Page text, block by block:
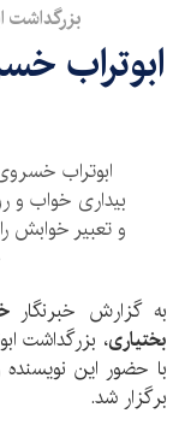
بزرگداشت
ابوتراب
ابوتراب
بیداری خواب و
و تعبیر خوابش
به گزارش خبرنگار
بختیاری، بزرگداشت
با حضور این
برگزار شد.